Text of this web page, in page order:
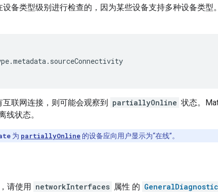
设备类型级别进行检查的，因为某些设备支持多种设备类
.metadata. sourceConnectivity
互联网连接，则可能会观察到 partiallyOnline 状态。
线状态。
为 partiallyOnline 的设备应向用户显示为“在线”。
请使用 networkInterfaces 属性 的